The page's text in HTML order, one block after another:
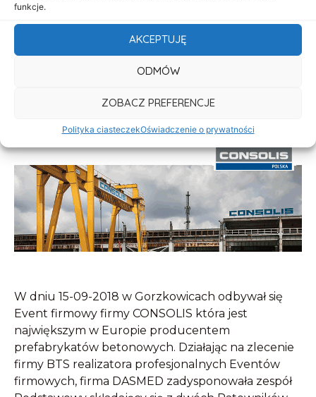
funkcje.
AKCEPTUJĘ
ODMÓW
ZOBACZ PREFERENCJE
Polityka ciasteczekOświadczenie o prywatności
W dniu 15-09-2018 w Gorzkowicach odbywał się
Event firmowy firmy CONSOLIS która jest
największym w Europie producentem
prefabrykatów betonowych. Działając na zlecenie
firmy BTS realizatora profesjonalnych Eventów
firmowych, firma DASMED zadysponowała zespół